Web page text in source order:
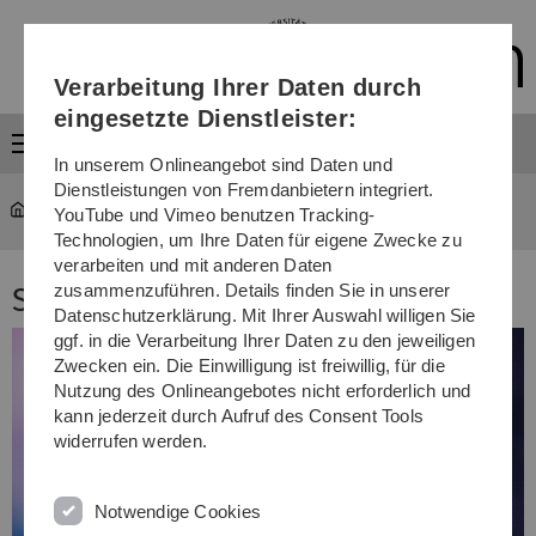
Direkt
Direkt
Direkt
(Sprache,
Drucken,
Media)
Direkt
Direkt
Universität ... Social Media
Soziale Medien
Verarbeitung Ihrer Daten durch
eingesetzte Dienstleister:
In unserem Onlineangebot sind Daten und
Dienstleistungen von Fremdanbietern integriert.
YouTube und Vimeo benutzen Tracking-
Technologien, um Ihre Daten für eigene Zwecke zu
verarbeiten und mit anderen Daten
zusammenzuführen. Details finden Sie in unserer
Datenschutzerklärung. Mit Ihrer Auswahl willigen Sie
ggf. in die Verarbeitung Ihrer Daten zu den jeweiligen
Zwecken ein. Die Einwilligung ist freiwillig, für die
Nutzung des Onlineangebotes nicht erforderlich und
kann jederzeit durch Aufruf des Consent Tools
widerrufen werden.
Notwendige Cookies